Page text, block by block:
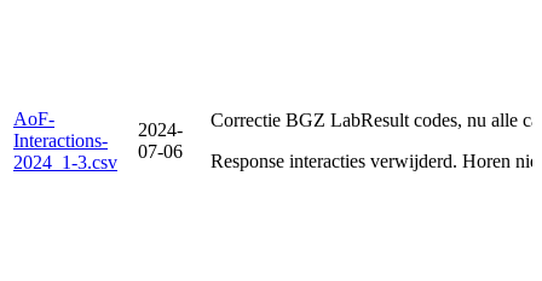
AoF-
Interactions-
2024_1-3.csv
2024-
07-06
Correctie BGZ LabResult codes, nu alle
Response interacties verwijderd. Horen